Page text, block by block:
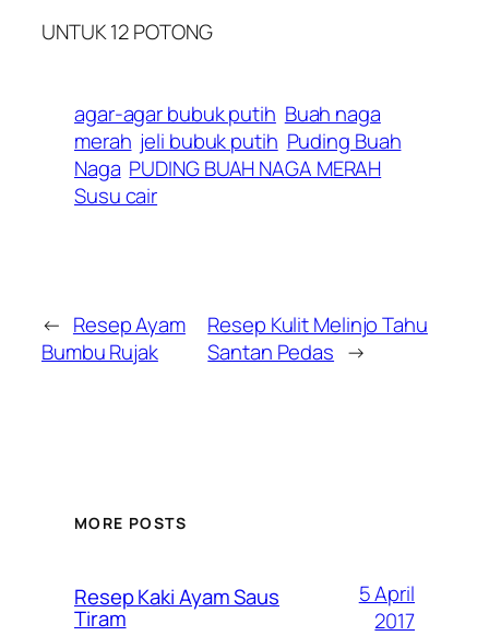
UNTUK 12 POTONG
agar-agar bubuk putih Buah naga
merah jeli bubuk putih Puding Buah
Naga PUDING BUAH NAGA MERAH
Susu cair
← Resep Ayam
Bumbu Rujak
Resep Kulit Melinjo Tahu
Santan Pedas →
MORE POSTS
Resep Kaki Ayam Saus
Tiram
5 April
2017